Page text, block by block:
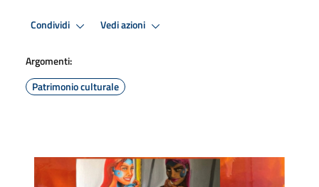
Condividi Vedi azioni
Argomenti:
Patrimonio culturale